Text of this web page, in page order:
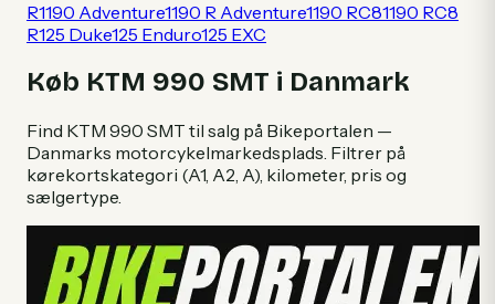
R1190 Adventure1190 R Adventure1190 RC81190 RC8
R125 Duke125 Enduro125 EXC
Køb KTM 990 SMT i Danmark
Find KTM 990 SMT til salg på Bikeportalen —
Danmarks motorcykelmarkedsplads. Filtrer på
kørekortskategori (A1, A2, A), kilometer, pris og
sælgertype.